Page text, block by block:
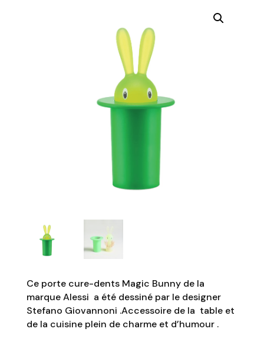
Ce porte cure-dents Magic Bunny de la
marque Alessi a été dessiné par le designer
Stefano Giovannoni .Accessoire de la table et
de la cuisine plein de charme et d’humour .